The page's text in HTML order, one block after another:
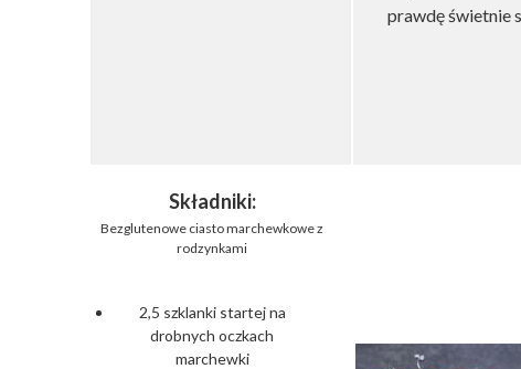
prawdę świetnie
Składniki:
Bezglutenowe ciasto marchewkowe z
rodzynkami
2,5 szklanki startej na
drobnych oczkach
marchewki